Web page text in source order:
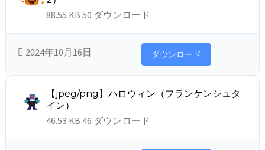
88.55 KB50 ダウンロード
2024年10月16日 ダウンロード
【jpeg/png】ハロウィン（フランケンシュタ
イン）
46.53 KB 46 ダウンロード